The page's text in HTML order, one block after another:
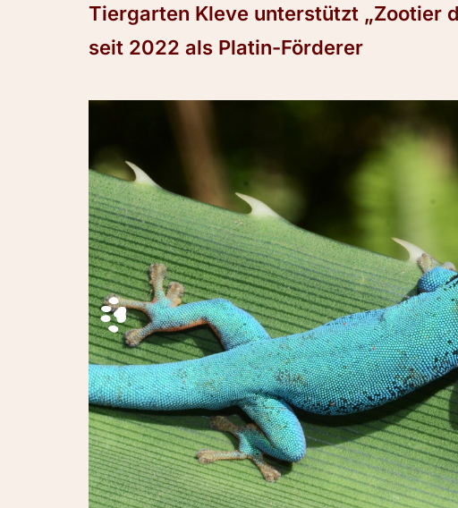
Tiergarten Kleve unterstützt „Zootier
seit 2022 als Platin-Förderer